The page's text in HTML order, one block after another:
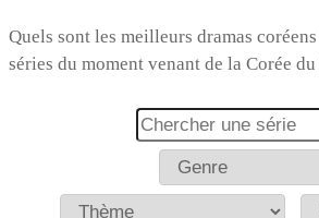
Quels sont les meilleurs dramas
séries du moment venant de la Corée